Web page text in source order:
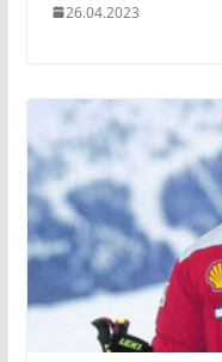
26.04.2023